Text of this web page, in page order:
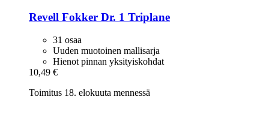
Revell Fokker Dr. 1 Triplane
31 osaa
Uuden muotoinen mallisarja
Hienot pinnan yksityiskohdat
10,49 €
Toimitus 18. elokuuta mennessä